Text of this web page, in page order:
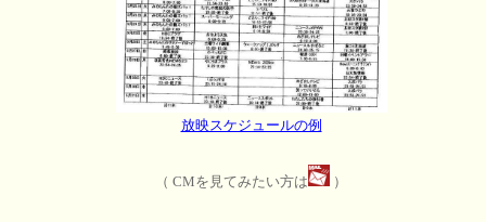
放映スケジュールの例
（ CMを見てみたい方は ）